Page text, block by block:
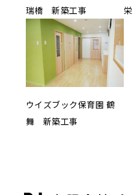
瑞橋 新築工事
栄
ウイズブック保育園 鶴
舞 新築工事